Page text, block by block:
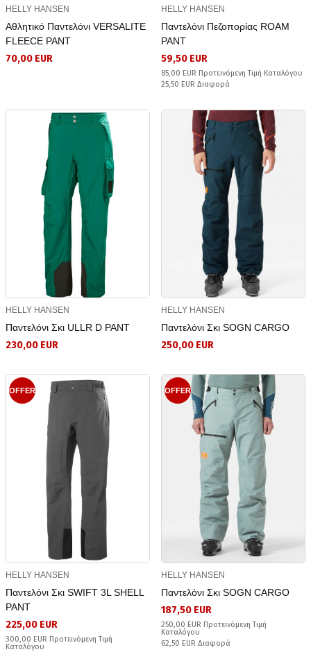
HELLY HANSEN
Αθλητικό Παντελόνι VERSALITE
FLEECE PANT
70,00 EUR
HELLY HANSEN
Παντελόνι Πεζοπορίας ROAM
PANT
59,50 EUR
85,00 EUR Προτεινόμενη Τιμή Καταλόγου
25,50 EUR Διαφορά
HELLY HANSEN
Παντελόνι Σκι ULLR D PANT
230,00 EUR
HELLY HANSEN
Παντελόνι Σκι SOGN CARGO
250,00 EUR
OFFER
HELLY HANSEN
Παντελόνι Σκι SWIFT 3L SHELL
PANT
225,00 EUR
300,00 EUR Προτεινόμενη Τιμή
Καταλόγου
OFFER
HELLY HANSEN
Παντελόνι Σκι SOGN CARGO
187,50 EUR
250,00 EUR Προτεινόμενη Τιμή
Καταλόγου
62,50 EUR Διαφορά